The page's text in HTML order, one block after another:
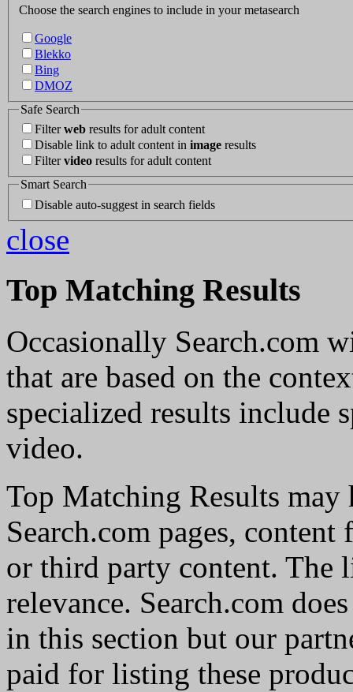
Choose the search engines to include in your metasearch
Google
Blekko
Bing
DMOZ
Safe Search
Filterweb results for adult content
Disable link to adult content in image results
Filtervideo results for adult content
Smart Search
Disable auto-suggest in search fields
close
Top Matching Results
Occasionally Search.com
that are based on the
specialized results include
video.
Top Matching Results
Search.com pages,
or third party content. The
relevance. Search.com
in this section but our
paid for listing these